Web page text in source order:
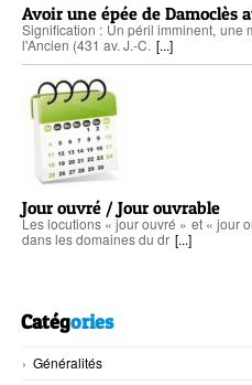
Avoir une épée de Damoclès
Signification : Un péril imminent, une
l'Ancien (431 av. J.-C. [...]
Jour ouvré / Jour ouvrable
Les locutions « jour ouvré » et « jour
dans les domaines du dr [...]
Catégories
Généralités